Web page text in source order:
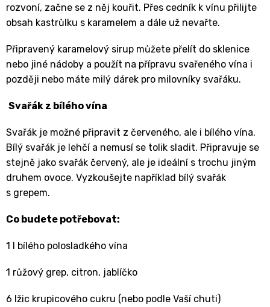
rozvoní, začne se z něj kouřit. Přes cedník k vínu přilijte
obsah kastrůlku s karamelem a dále už nevařte.
Připravený karamelový sirup můžete přelít do sklenice
nebo jiné nádoby a použít na přípravu svařeného vína i
později nebo máte milý dárek pro milovníky svařáku.
Svařák z bílého vína
Svařák je možné připravit z červeného, ale i bílého vína.
Bílý svařák je lehčí a nemusí se tolik sladit. Připravuje se
stejně jako svařák červený, ale je ideální s trochu jiným
druhem ovoce. Vyzkoušejte například bílý svařák
s grepem.
Co budete potřebovat:
1 l bílého polosladkého vína
1 růžový grep, citron, jablíčko
6 lžic krupicového cukru (nebo podle Vaší chuti)